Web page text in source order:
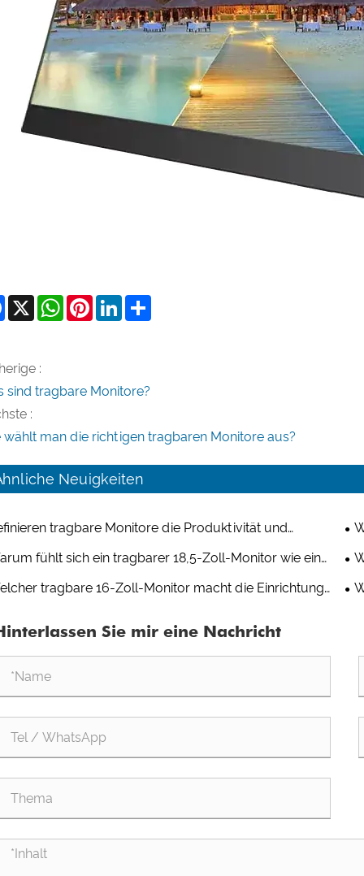
Facebook
X WhatsAppPinterestLinkedIn
:
sind tragbare Monitore?
:
wählt man die richtigen tragbaren Monitore aus?
Neuigkeiten
tragbare Monitore die Produktivität und
mehrerer Geräte neu?
fühlt sich ein tragbarer 18,5-Zoll-Monitor wie ein
zweiter Bildschirm an?
tragbare 16-Zoll-Monitor macht die Einrichtung
Sie mir eine Nachricht